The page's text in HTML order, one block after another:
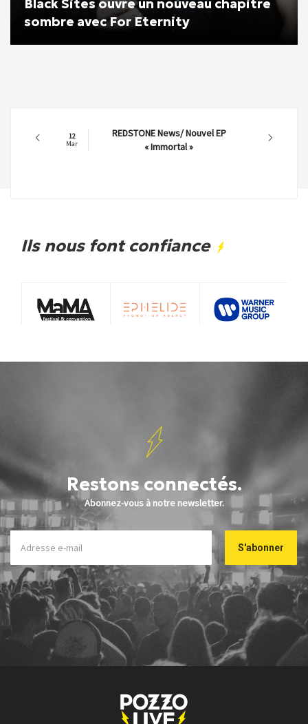
Black Sites ouvre un nouveau chapitre
sombre avec For Eternity
12
Mar
REDSTONE News/ Nouvel EP
« Immortal »
Ils nous font confiance
Restons connectés.
Abonnez-vous à notre newsletter.